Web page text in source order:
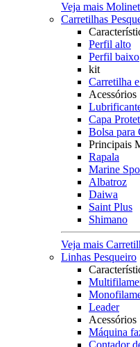
Veja mais
Carretilhas
Perfil alto
Perfil baixo
kit
Carretilha
Acessórios
Capa
Bolsa para
Principais
Rapala
Marine
Albatroz
Daiwa
Saint Plus
Shimano
Veja mais
Linhas Pesqueiro
Leader
Acessórios
Máquina
Contador